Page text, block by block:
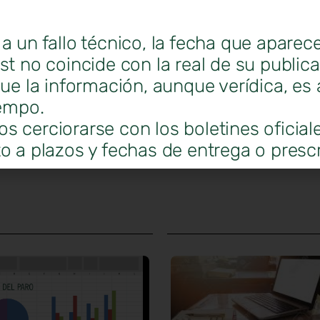
, una de las plataformas de formación
y especializada en el mundo cripto.
y mostrar los sectores críticos para
en el sector inmobiliario.
Aragonés de Fomento y con la
un fallo técnico, la fecha que
no coincide con la real de su
la información, aunque verídica, es
cerciorarse con los boletines
a plazos y fechas de entrega o